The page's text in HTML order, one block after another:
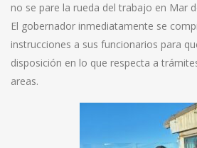
no se pare la rueda del trabajo en Mar
El gobernador inmediatamente se
instrucciones a sus funcionarios para
disposición en lo que respecta a
areas.